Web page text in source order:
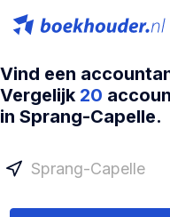
Vind een
Vergelijk 20
in Sprang-Capelle.